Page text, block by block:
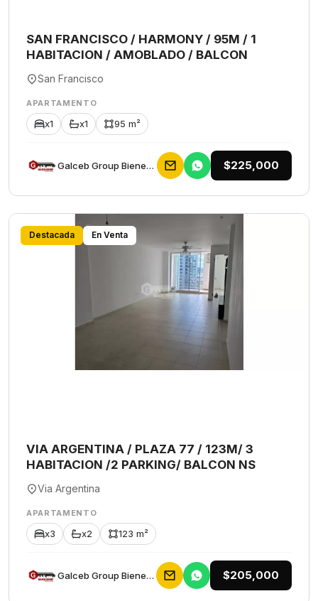
SAN FRANCISCO / HARMONY / 95M / 1
HABITACION / AMOBLADO / BALCON
San Francisco
APARTAMENTO
x1 x1 95 m²
Galceb Group Bienes Raices $225,000
Destacada En Venta
VIA ARGENTINA / PLAZA 77 / 123M/ 3
HABITACION /2 PARKING/ BALCON NS
Via Argentina
APARTAMENTO
x3 x2 123 m²
Galceb Group Bienes Raices $205,000